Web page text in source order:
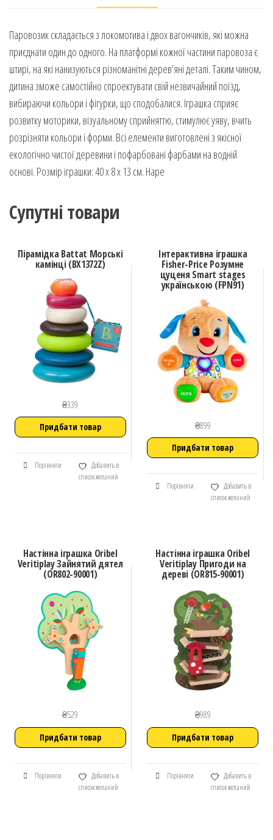
Паровозик складається з локомотива і двох вагончиків, які можна
приєднати один до одного. На платформі кожної частини паровоза є
штирі, на які нанизуються різноманітні дерев’яні деталі. Таким чином,
дитина зможе самостійно спроектувати свій незвичайний поїзд,
вибираючи кольори і фігурки, що сподобалися. Іграшка сприяє
розвитку моторики, візуальному сприйняттю, стимулює уяву, вчить
розрізняти кольори і форми. Всі елементи виготовлені з якісної
екологічно чистої деревини і пофарбовані фарбами на водній
основі. Розмір іграшки: 40 х 8 х 13 см. Hape
Супутні товари
Пірамідка Battat Морські
камінці (BX1372Z)
₴339
Придбати товар
Порівняти
Добавить в
список желаний
Інтерактивна іграшка
Fisher-Price Розумне
цуценя Smart stages
українською (FPN91)
₴899
Придбати товар
Порівняти
Добавить в
список желаний
Настінна іграшка Oribel
Veritiplay Зайнятий дятел
(OR802-90001)
₴529
Придбати товар
Порівняти
Добавить в
список желаний
Настінна іграшка Oribel
Veritiplay Пригоди на
дереві (OR815-90001)
₴989
Придбати товар
Порівняти
Добавить в
список желаний